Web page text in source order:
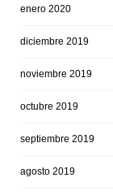
enero 2020
diciembre 2019
noviembre 2019
octubre 2019
septiembre 2019
agosto 2019